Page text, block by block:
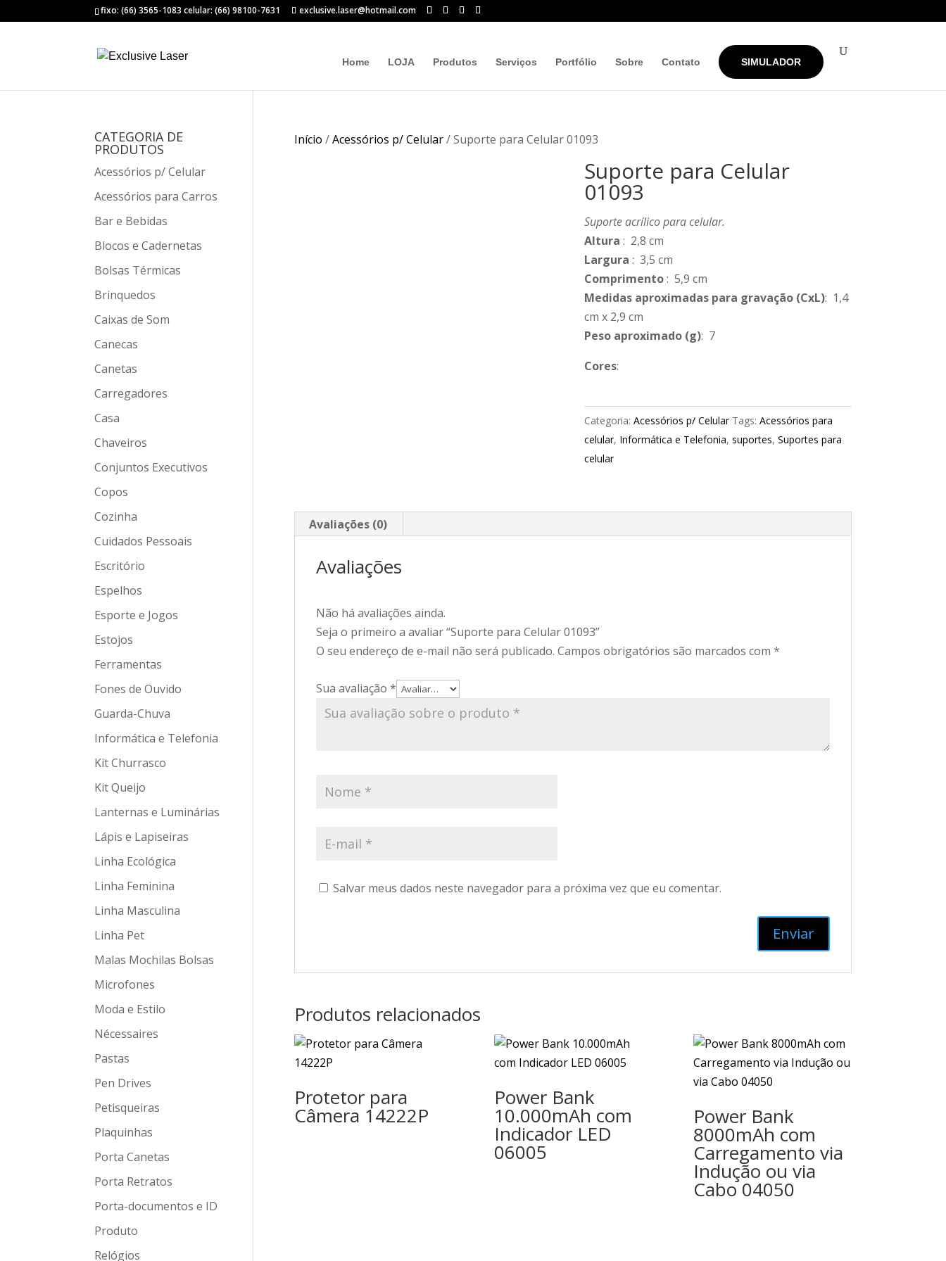
fixo: (66) 3565-1083 celular: (66) 98100-7631 exclusive.laser@hotmail.com
Home LOJA Produtos Serviços Portfólio Sobre Contato SIMULADOR
Início /Acessórios p/ Celular/ Suporte para Celular 01093
Suporte para Celular
01093
Suporte acrílico para celular.
Altura : 2,8 cm
Largura : 3,5 cm
Comprimento: 5,9 cm
Medidas aproximadas para gravação(CxL): 1,4
cm x 2,9 cm
Peso aproximado(g): 7
Cores:
Categoria: Acessórios p/ Celular Tags: Acessórios para
celular, Informática e Telefonia, suportes, Suportes para
celular
Avaliações (0)
Avaliações
Não há avaliações ainda.
Seja o primeiro a avaliar “Suporte para Celular 01093”
O seu endereço de e-mail não será publicado. Campos obrigatórios são marcados com *
Sua avaliação *
Salvar meus dados neste navegador para a próxima vez que eu comentar.
Produtos relacionados
Protetor para
Câmera 14222P
Power Bank
10.000mAh com
Indicador LED
06005
Power Bank
8000mAh com
Carregamento via
Indução ou via
Cabo 04050
CATEGORIA DE
PRODUTOS
Acessórios p/ Celular
Acessórios para Carros
Bar e Bebidas
Blocos e Cadernetas
Bolsas Térmicas
Brinquedos
Caixas de Som
Canecas
Canetas
Carregadores
Casa
Chaveiros
Conjuntos Executivos
Copos
Cozinha
Cuidados Pessoais
Escritório
Espelhos
Esporte e Jogos
Estojos
Ferramentas
Fones de Ouvido
Guarda-Chuva
Informática e Telefonia
Kit Churrasco
Kit Queijo
Lanternas e Luminárias
Lápis e Lapiseiras
Linha Ecológica
Linha Feminina
Linha Masculina
Linha Pet
Malas Mochilas Bolsas
Microfones
Moda e Estilo
Nécessaires
Pastas
Pen Drives
Petisqueiras
Plaquinhas
Porta Canetas
Porta Retratos
Porta-documentos e ID
Produto
Relógios